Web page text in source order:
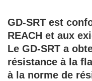
GD-SRT est
REACH et aux
Le GD-SRT a
résistance à la
à la norme de